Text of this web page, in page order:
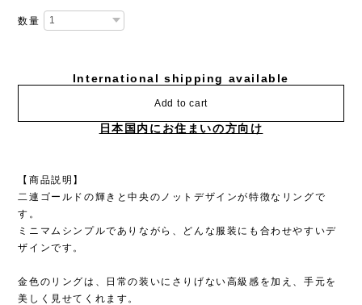
数量
International shipping available
Add to cart
日本国内にお住まいの方向け
【商品説明】
二連ゴールドの輝きと中央のノットデザインが特徴なリングで
す。
ミニマムシンプルでありながら、どんな服装にも合わせやすいデ
ザインです。
金色のリングは、日常の装いにさりげない高級感を加え、手元を
美しく見せてくれます。